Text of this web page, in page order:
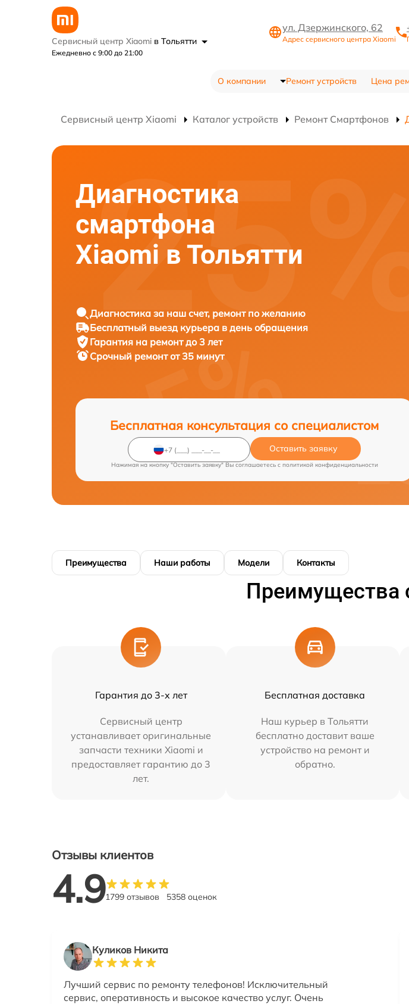
Сервисный центр Xiaomi в Тольятти
Ежедневно с 9:00 до 21:00
ул. Дзержинского, 62
Адрес сервисного центра Xiaomi
О компании Ремонт устройств Цена
Сервисный центр Xiaomi Каталог устройств Ремонт Смартфонов
Диагностика
смартфона
Xiaomi в Тольятти
Диагностика за наш счет, ремонт по желанию
Бесплатный выезд курьера в день обращения
Гарантия на ремонт до 3 лет
Срочный ремонт от 35 минут
Бесплатная консультация со специалистом
Оставить заявку
Нажимая на кнопку "Оставить заявку" Вы соглашаетесь c политикой конфиденциальности
Преимущества Наши работы Модели Контакты
Преимущества
Гарантия до 3-х лет
Сервисный центр
устанавливает оригинальные
запчасти техники Xiaomi и
предоставляет гарантию до 3
лет.
Бесплатная доставка
Наш курьер в Тольятти
бесплатно доставит ваше
устройство на ремонт и
обратно.
Отзывы клиентов
4.91799 отзывов 5358 оценок
Куликов Никита
Лучший сервис по ремонту телефонов! Исключительный
сервис, оперативность и высокое качество услуг. Очень